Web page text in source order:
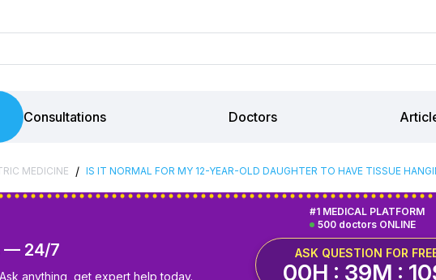
Consultations Doctors
MEDICINE / IS IT NORMAL FOR MY 12-YEAR-OLD DAUGHTER TO HAVE TISSUE
— 24/7
anything, get expert help today.
500 doctors ONLINE
#1 MEDICAL PLATFORM
ASK QUESTION FOR
00H : 39M :